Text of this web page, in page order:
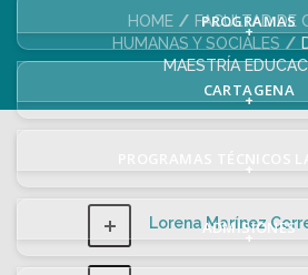
PROGRAMAS
+
CARTAGENA
+
+
ADMISIONES
+
HOME
FACULTAD DE
HUMANAS Y SOCIALES
MAESTRÍA
Lorena Marínez